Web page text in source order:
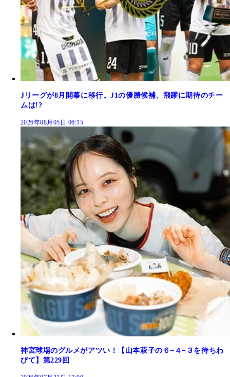
Jリーグが8月開幕に移行。J1の優勝候補、飛躍に期待のチー
ムは!?
2026年08月05日 06:15
神宮球場のグルメがアツい！【山本萩子の６−４−３を待ちわ
びて】第229回